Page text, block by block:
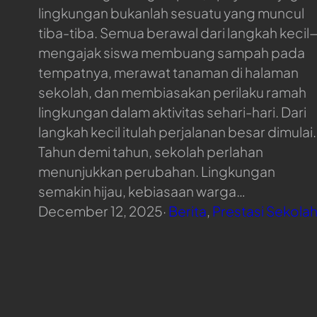
lingkungan bukanlah sesuatu yang muncul
tiba-tiba. Semua berawal dari langkah
mengajak siswa membuang sampah pada
tempatnya, merawat tanaman di halaman
sekolah, dan membiasakan perilaku ramah
lingkungan dalam aktivitas sehari-hari. Dari
langkah kecil itulah perjalanan besar dimulai.
Tahun demi tahun, sekolah perlahan
menunjukkan perubahan. Lingkungan
semakin hijau, kebiasaan warga…
December 12, 2025· Berita Prestasi Sekolah